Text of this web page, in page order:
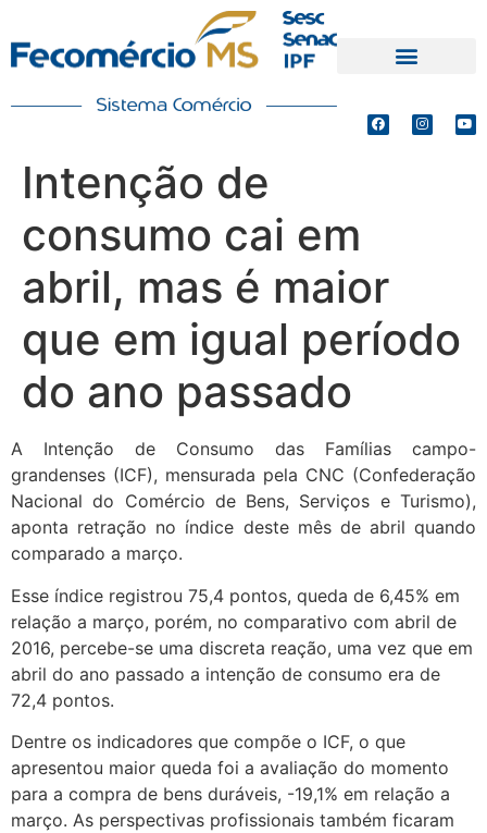
Intenção de
consumo cai em
abril, mas é maior
que em igual período
do ano passado
A Intenção de Consumo das Famílias campo-
grandenses (ICF), mensurada pela CNC (Confederação
Nacional do Comércio de Bens, Serviços e Turismo),
aponta retração no índice deste mês de abril quando
comparado a março.
Esse índice registrou 75,4 pontos, queda de 6,45% em
relação a março, porém, no comparativo com abril de
2016, percebe-se uma discreta reação, uma vez que em
abril do ano passado a intenção de consumo era de
72,4 pontos.
Dentre os indicadores que compõe o ICF, o que
apresentou maior queda foi a avaliação do momento
para a compra de bens duráveis, -19,1% em relação a
março. As perspectivas profissionais também ficaram